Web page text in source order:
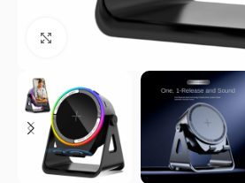
Klikni za uvećanje